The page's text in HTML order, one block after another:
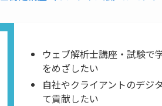
ウェブ解析士講座・試験で
をめざしたい
自社やクライアントのデジ
て貢献したい